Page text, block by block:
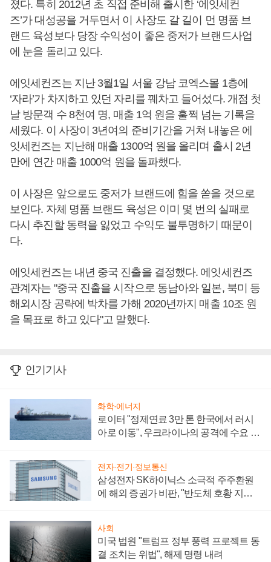
졌다. 특히 2012년 초 직접 준비해 출시한 ‘에잇세컨
즈’가 대성공을 거두면서 이 사장도 갈 길이 먼 명품 브
랜드 육성보다 당장 수익성이 좋은 중저가 브랜드사업
에 눈을 돌리고 있다.
에잇세컨즈는 지난 3월1일 서울 강남 코엑스몰 1층에
‘자라’가 차지하고 있던 자리를 꿰차고 들어섰다. 개점 첫
날 방문객 수 8천여 명, 매출 1억 원을 훌쩍 넘는 기록을
세웠다. 이 사장이 3년여의 준비기간을 거쳐 내놓은 에
잇세컨즈는 지난해 매출 1300억 원을 올리며 출시 2년
만에 연간 매출 1000억 원을 돌파했다.
이 사장은 앞으로도 중저가 브랜드에 힘을 쏟을 것으로
보인다. 자체 명품 브랜드 육성은 이미 몇 번의 실패로
다시 추진할 동력을 잃었고 수익도 불투명하기 때문이
다.
에잇세컨즈는 내년 중국 진출을 결정했다. 에잇세컨즈
관계자는 "중국 진출을 시작으로 동남아와 일본, 북미 등
해외시장 공략에 박차를 가해 2020년까지 매출 10조 원
을 목표로 하고 있다"고 말했다.
인기기사
화학·에너지
로이터 "정제연료 3만 톤 한국에서 러시
아로 이동", 우크라이나의 공격에 수요 늘
전자·전기·정보통신
삼성전자 SK하이닉스 소극적 주주환원
에 해외 증권가 비판, "반도체 호황 지속
사회
미국 법원 "트럼프 정부 풍력 프로젝트 동
결 조치는 위법", 해제 명령 내려